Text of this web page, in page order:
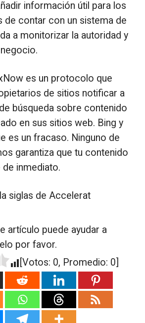
información útil para los
de contar con un sistema de
a monitorizar la autoridad y
es un protocolo que
de sitios notificar a
búsqueda sobre contenido
en sus sitios web. Bing y
es un fracaso. Ninguno de
garantiza que tu contenido
inmediato.
siglas de Accelerat
artículo puede ayudar a
por favor.
[Votos: 0, Promedio: 0